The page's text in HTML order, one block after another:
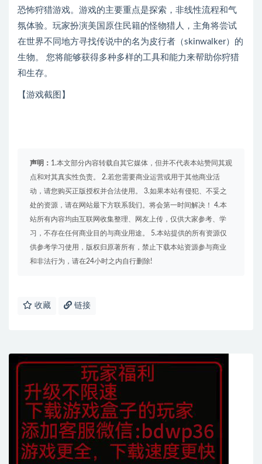
恐怖狩猎游戏。游戏的主要重点是探索，非线性流程和气
氛体验。玩家扮演美国原住民籍的怪物猎人，主角将尝试
在世界不同地方寻找传说中的名为皮行者（skinwalker）的
生物。 您将能够获得多种多样的工具和能力来帮助你狩猎
和生存。
【游戏截图】
声明： 1.本文部分内容转载自其它媒体，但并不代表本站赞同其观
点和对其真实性负责。 2.若您需要商业运营或用于其他商业活
动，请您购买正版授权并合法使用。 3.如果本站有侵犯、不妥之
处的资源，请在网站最下方联系我们。将会第一时间解决！ 4.本
站所有内容均由互联网收集整理、网友上传，仅供大家参考、学
习，不存在任何商业目的与商业用途。 5.本站提供的所有资源仅
供参考学习使用，版权归原著所有，禁止下载本站资源参与商业
和非法行为，请在24小时之内自行删除!
收藏 链接